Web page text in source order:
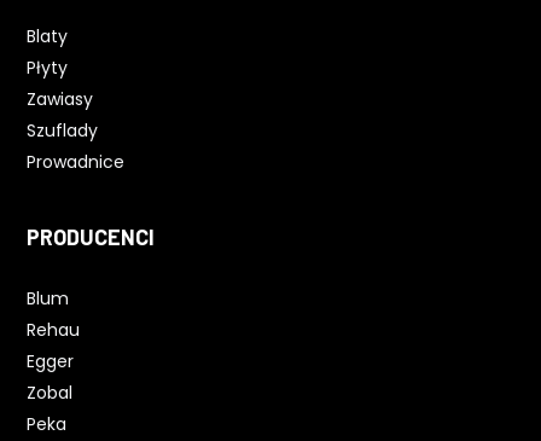
Blaty
Płyty
Zawiasy
Szuflady
Prowadnice
PRODUCENCI
Blum
Rehau
Egger
Zobal
Peka